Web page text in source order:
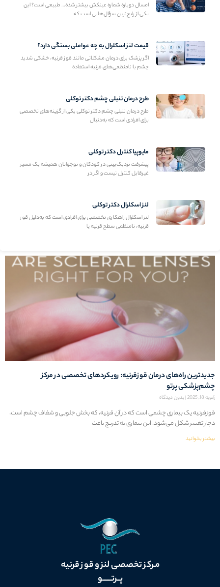
امسال دوباره شماره عینکش بیشتر شده… طبیعی است؟ این
یکی از رایج‌ترین سؤال‌هایی است که
قیمت لنز اسکلرال به چه عواملی بستگی دارد؟
اگر پزشک برای درمان مشکلاتی مانند قوز قرنیه، خشکی شدید
چشم یا نامنظمی‌های قرنیه استفاده
طرح درمان تنبلی چشم دکتر توکلی
طرح درمان تنبلی چشم دکتر توکلی یکی از گزینه‌های تخصصی
برای افرادی است که به‌دنبال
مایوپیا کنترل دکتر توکلی
پیشرفت نزدیک‌بینی در کودکان و نوجوانان همیشه یک مسیر
غیرقابل کنترل نیست و اگر در
لنز اسکلرال دکتر توکلی
لنز اسکلرال راهکاری تخصصی برای افرادی است که به‌دلیل قوز
قرنیه، نامنظمی سطح قرنیه یا
جدیدترین راه‌های درمان قوزقرنیه: رویکردهای تخصصی در مرکز
چشم‌پزشکی پرتو
ژانویه 18, 2025 بدون دیدگاه
قوزقرنیه یک بیماری چشمی است که در آن قرنیه، که بخش جلویی و شفاف چشم است،
دچار تغییر شکل می‌شود. این بیماری به تدریج باعث
بیشنر بخوانید
مـرکز تخصصی لنز و قوز قرنیه
پــرتــــــو